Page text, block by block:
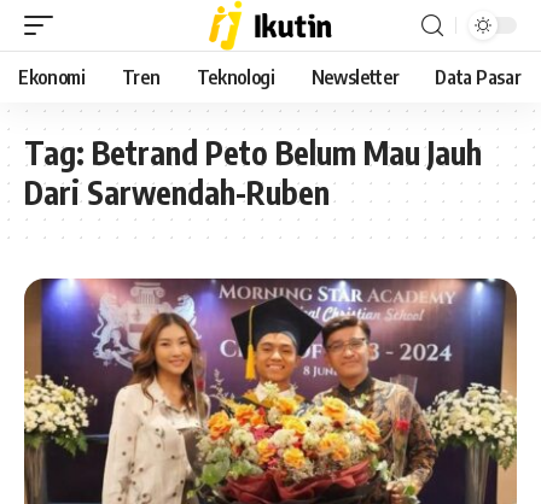
Ekonomi Tren Teknologi Newsletter Data Pasar
Tag: Betrand Peto Belum Mau Jauh
Dari Sarwendah-Ruben